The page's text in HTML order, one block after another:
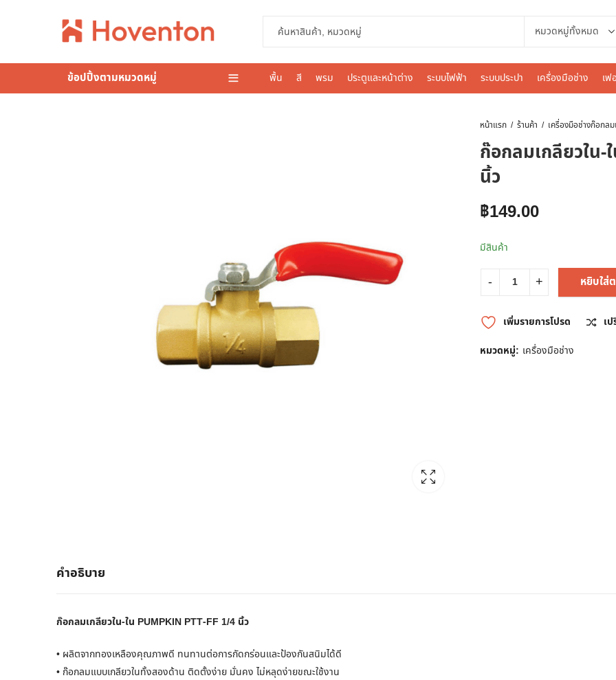
ข้อปปิ้งตามหมวดหมู่ พื้น สี พรม ประตูและหน้าต่าง ระบบไฟฟ้า ระบบประปา เครื่องมือช่าง เฟ
หน้าแรก ร้านค้า เครื่องมือช่าง
ก๊อกลมเกลียวใน-
นิ้ว
฿149.00
มีสินค้า
หยิบใส่
เพิ่มรายการโปรด
เ
หมวดหมู่: เครื่องมือช่าง
คำอธิบาย
ก๊อกลมเกลียวใน-ใน PUMPKIN PTT-FF 1/4 นิ้ว
• ผลิตจากทองเหลืองคุณภาพดี ทนทานต่อการกัดกร่อนและป้องกันสนิมได้ดี
• ก๊อกลมแบบเกลียวในทั้งสองด้าน ติดตั้งง่าย มั่นคง ไม่หลุดง่ายขณะใช้งาน